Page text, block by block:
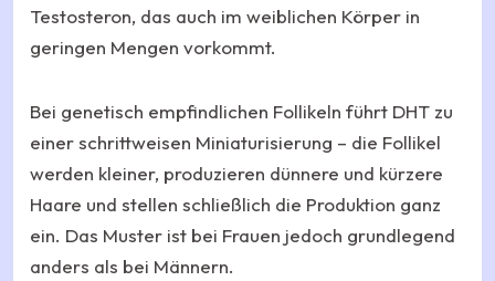
Testosteron, das auch im weiblichen Körper in
geringen Mengen vorkommt.
Bei genetisch empfindlichen Follikeln führt DHT zu
einer schrittweisen Miniaturisierung – die Follikel
werden kleiner, produzieren dünnere und kürzere
Haare und stellen schließlich die Produktion ganz
ein. Das Muster ist bei Frauen jedoch grundlegend
anders als bei Männern.